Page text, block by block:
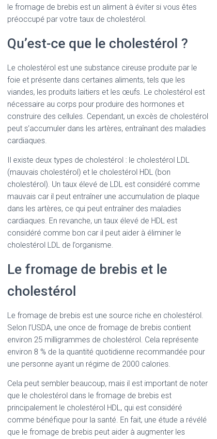
le fromage de brebis est un aliment à éviter si vous êtes
préoccupé par votre taux de cholestérol.
Qu’est-ce que le cholestérol ?
Le cholestérol est une substance cireuse produite par le
foie et présente dans certaines aliments, tels que les
viandes, les produits laitiers et les œufs. Le cholestérol est
nécessaire au corps pour produire des hormones et
construire des cellules. Cependant, un excès de cholestérol
peut s’accumuler dans les artères, entraînant des maladies
cardiaques.
Il existe deux types de cholestérol : le cholestérol LDL
(mauvais cholestérol) et le cholestérol HDL (bon
cholestérol). Un taux élevé de LDL est considéré comme
mauvais car il peut entraîner une accumulation de plaque
dans les artères, ce qui peut entraîner des maladies
cardiaques. En revanche, un taux élevé de HDL est
considéré comme bon car il peut aider à éliminer le
cholestérol LDL de l’organisme.
Le fromage de brebis et le
cholestérol
Le fromage de brebis est une source riche en cholestérol.
Selon l’USDA, une once de fromage de brebis contient
environ 25 milligrammes de cholestérol. Cela représente
environ 8 % de la quantité quotidienne recommandée pour
une personne ayant un régime de 2000 calories.
Cela peut sembler beaucoup, mais il est important de noter
que le cholestérol dans le fromage de brebis est
principalement le cholestérol HDL, qui est considéré
comme bénéfique pour la santé. En fait, une étude a révélé
que le fromage de brebis peut aider à augmenter les